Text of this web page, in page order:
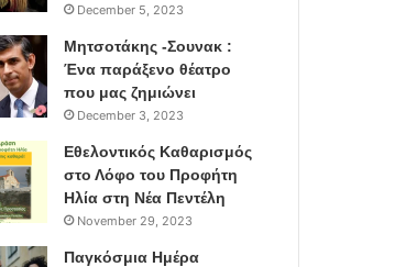
December 5, 2023
Μητσοτάκης -Σουνακ :
Ένα παράξενο θέατρο
που μας ζημιώνει
December 3, 2023
Εθελοντικός Καθαρισμός
στο Λόφο του Προφήτη
Ηλία στη Νέα Πεντέλη
November 29, 2023
Παγκόσμια Ημέρα